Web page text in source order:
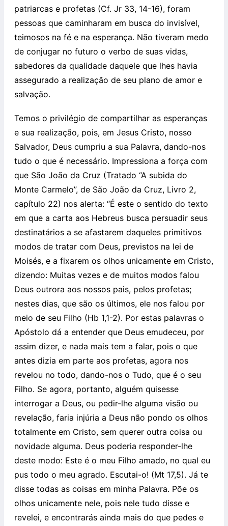
patriarcas e profetas (Cf. Jr 33, 14-16), foram
pessoas que caminharam em busca do invisível,
teimosos na fé e na esperança. Não tiveram medo
de conjugar no futuro o verbo de suas vidas,
sabedores da qualidade daquele que lhes havia
assegurado a realização de seu plano de amor e
salvação.
Temos o privilégio de compartilhar as esperanças
e sua realização, pois, em Jesus Cristo, nosso
Salvador, Deus cumpriu a sua Palavra, dando-nos
tudo o que é necessário. Impressiona a força com
que São João da Cruz (Tratado “A subida do
Monte Carmelo”, de São João da Cruz, Livro 2,
capítulo 22) nos alerta: “É este o sentido do texto
em que a carta aos Hebreus busca persuadir seus
destinatários a se afastarem daqueles primitivos
modos de tratar com Deus, previstos na lei de
Moisés, e a fixarem os olhos unicamente em Cristo,
dizendo: Muitas vezes e de muitos modos falou
Deus outrora aos nossos pais, pelos profetas;
nestes dias, que são os últimos, ele nos falou por
meio de seu Filho (Hb 1,1-2). Por estas palavras o
Apóstolo dá a entender que Deus emudeceu, por
assim dizer, e nada mais tem a falar, pois o que
antes dizia em parte aos profetas, agora nos
revelou no todo, dando-nos o Tudo, que é o seu
Filho. Se agora, portanto, alguém quisesse
interrogar a Deus, ou pedir-lhe alguma visão ou
revelação, faria injúria a Deus não pondo os olhos
totalmente em Cristo, sem querer outra coisa ou
novidade alguma. Deus poderia responder-lhe
deste modo: Este é o meu Filho amado, no qual eu
pus todo o meu agrado. Escutai-o! (Mt 17,5). Já te
disse todas as coisas em minha Palavra. Põe os
olhos unicamente nele, pois nele tudo disse e
revelei, e encontrarás ainda mais do que pedes e